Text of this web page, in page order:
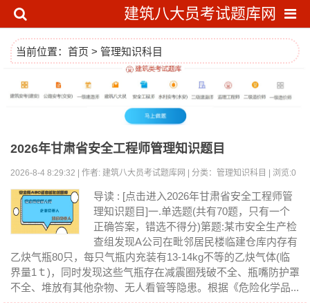
建筑八大员考试题库网
当前位置： 首页 > 管理知识科目
2026年甘肃省安全工程师管理知识题目
2026-8-4 8:29:32 | 作者: 建筑八大员考试题库网 | 分类：管理知识科目 | 浏览:0
导读 : [点击进入2026年甘肃省安全工程师管
理知识题目]一.单选题(共有70题，只有一个
正确答案，错选不得分)第题:某市安全生产检
查组发现A公司在毗邻居民楼临建仓库内存有
乙炔气瓶80只，每只气瓶内充装有13-14kg不等的乙炔气体(临
界量1ｔ)，同时发现这些气瓶存在减震圈残破不全、瓶嘴防护罩
不全、堆放有其他杂物、无人看管等隐患。根据《危险化学品...